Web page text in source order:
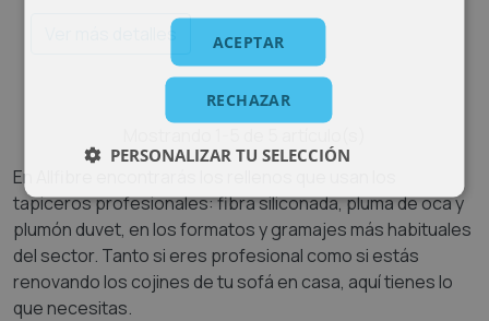
Ver más detalles
En Allfibre encontrarás los rellenos que usan los
tapiceros profesionales: fibra siliconada, pluma de oca y
plumón duvet, en los formatos y gramajes más habituales
del sector. Tanto si eres profesional como si estás
renovando los cojines de tu sofá en casa, aquí tienes lo
que necesitas.
ACEPTAR
RECHAZAR
PERSONALIZAR TU SELECCIÓN